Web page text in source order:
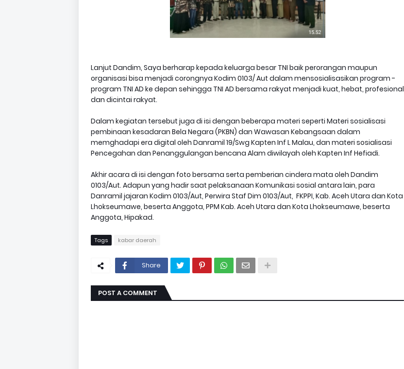
Lanjut Dandim, Saya berharap kepada keluarga besar TNI baik perorangan maupun
organisasi bisa menjadi corongnya Kodim 0103/ Aut dalam mensosialisasikan program -
program TNI AD ke depan sehingga TNI AD bersama rakyat menjadi kuat, hebat, profesional
dan dicintai rakyat.
Dalam kegiatan tersebut juga di isi dengan beberapa materi seperti Materi sosialisasi
pembinaan kesadaran Bela Negara (PKBN) dan Wawasan Kebangsaan dalam
memghadapi era digital oleh Danramil 19/Swg Kapten Inf L Malau, dan materi sosialisasi
Pencegahan dan Penanggulangan bencana Alam diwilayah oleh Kapten Inf Hefiadi.
Akhir acara di isi dengan foto bersama serta pemberian cindera mata oleh Dandim
0103/Aut. Adapun yang hadir saat pelaksanaan Komunikasi sosial antara lain, para
Danramil jajaran Kodim 0103/Aut, Perwira Staf Dim 0103/Aut, FKPPI, Kab. Aceh Utara dan Kota
Lhokseumawe, beserta Anggota, PPM Kab. Aceh Utara dan Kota Lhokseumawe, beserta
Anggota, Hipakad.
Tags kabar daerah
Share
POST A COMMENT